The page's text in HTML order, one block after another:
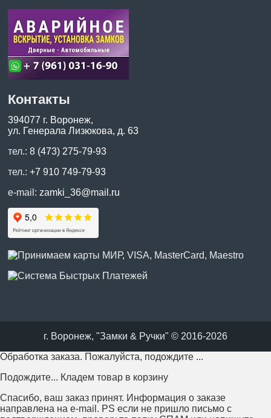
Контакты
394077 г. Воронеж,
ул. Генерала Лизюкова, д. 63
тел.:8 (473) 275-79-93
тел.:+7 910 749-79-93
e-mail: zamki_36@mail.ru
г. Воронеж, "Замки & Ручки" © 2016-2026
Обработка заказа. Пожалуйста, подождите ...
Подождите... Кладем товар в корзину
Спасибо, ваш заказ принят. Информация о заказе
направлена на e-mail. PS если не пришло письмо с